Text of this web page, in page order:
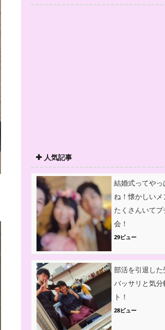
人気記事
結婚式ってやっ
ね！懐かしいメ
たくさんいて
会！
29ビュー
部活を引退した
バッサリと気分
ト！
28ビュー